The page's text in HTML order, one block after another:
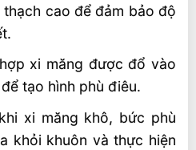
cao để đảm bảo độ
xi măng được đổ vào
tạo hình phù điêu.
xi măng khô, bức phù
khỏi khuôn và thực hiện